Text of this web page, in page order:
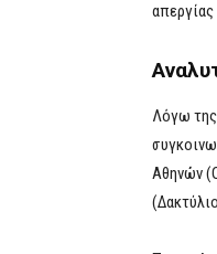
Λόγω της
Αθηνών